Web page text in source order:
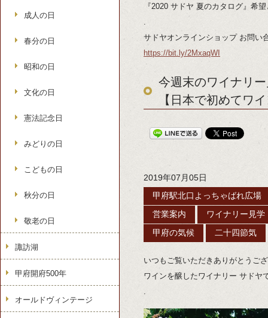
『2020 サドヤ 夏のカタログ』希
.
サドヤオンラインショップ お問い
https://bit.ly/2MxaqWI
今週末のワイナリ
【日本で初めてワ
2019年07月05日
甲府駅北口よっちゃばれ広場
営業案内 ワイナリー見学
甲府の気候 二十四節気
いつもご覧いただきありがとうご
ワインを醸したワイナリー サドヤ
.
成人の日
春分の日
昭和の日
文化の日
憲法記念日
みどりの日
こどもの日
秋分の日
敬老の日
諏訪湖
甲府開府500年
オールドヴィンテージ